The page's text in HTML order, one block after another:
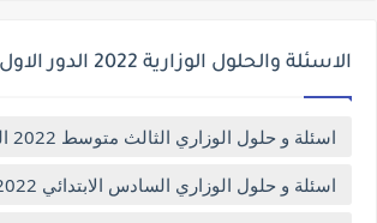
الاسئلة والحلول الوزارية 2022 الدور الاول
اسئلة و حلول الوزاري الثالث متوسط 2022 الدور الاول
اسئلة و حلول الوزاري السادس الابتدائي 2022 الدور الاول